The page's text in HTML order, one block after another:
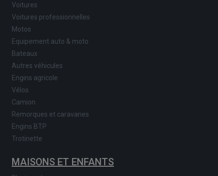
Voitures
Voitures professionnelles
Motos
Equipement auto & moto
Bateaux
Autres véhicules
Engins agricole
Vélos
Camion
Remorques et caravanes
Engins BTP
Trotinette
MAISONS ET ENFANTS